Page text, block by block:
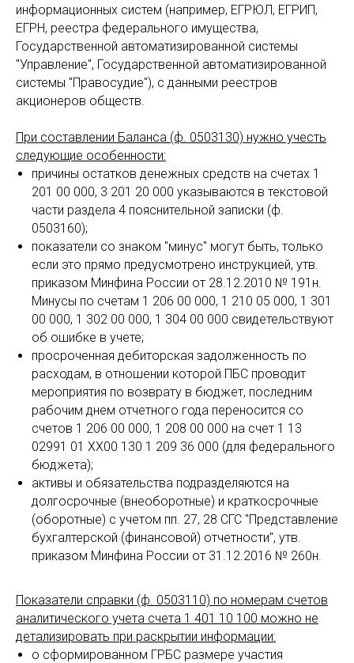
информационных систем (например, ЕГРЮЛ, ЕГРИП,
ЕГРН, реестра федерального имущества,
Государственной автоматизированной системы
"Управление", Государственной автоматизированной
системы "Правосудие"), с данными реестров
акционеров обществ.
При составлении Баланса (ф. 0503130) нужно учесть
следующие особенности:
причины остатков денежных средств на счетах 1
201 00 000, 3 201 20 000 указываются в текстовой
части раздела 4 пояснительной записки (ф.
0503160);
показатели со знаком "минус" могут быть, только
если это прямо предусмотрено инструкцией, утв.
приказом Минфина России от 28.12.2010 № 191н.
Минусы по счетам 1 206 00 000, 1 210 05 000, 1 301
00 000, 1 302 00 000, 1 304 00 000 свидетельствуют
об ошибке в учете;
просроченная дебиторская задолженность по
расходам, в отношении которой ПБС проводит
мероприятия по возврату в бюджет, последним
рабочим днем отчетного года переносится со
счетов 1 206 00 000, 1 208 00 000 на счет 1 13
02991 01 XX00 130 1 209 36 000 (для федерального
бюджета);
активы и обязательства подразделяются на
долгосрочные (внеоборотные) и краткосрочные
(оборотные) с учетом пп. 27, 28 СГС "Представление
бухгалтерской (финансовой) отчетности", утв.
приказом Минфина России от 31.12.2016 № 260н.
Показатели справки (ф. 0503110) по номерам счетов
аналитического учета счета 1 401 10 100 можно не
детализировать при раскрытии информации:
о сформированном ГРБС размере участия